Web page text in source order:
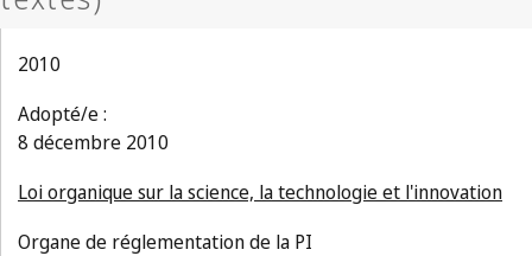
2010
Adopté/e :
8 décembre 2010
Loi organique sur la science, la technologie et l'innovation
Organe de réglementation de la PI